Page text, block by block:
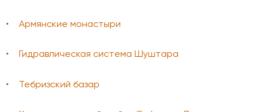
Армянские монастыри
Гидравлическая система Шуштара
Тебризский базар